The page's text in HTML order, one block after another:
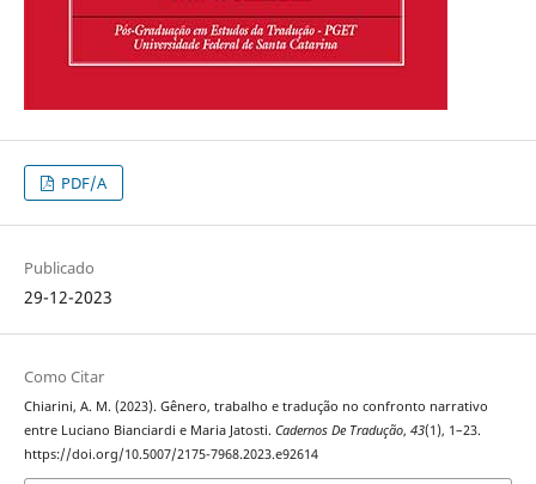
PDF/A
Publicado
29-12-2023
Como Citar
Chiarini, A. M. (2023). Gênero, trabalho e tradução no confronto narrativo
entre Luciano Bianciardi e Maria Jatosti. Cadernos De Tradução, 43(1), 1–23.
https://doi.org/10.5007/2175-7968.2023.e92614